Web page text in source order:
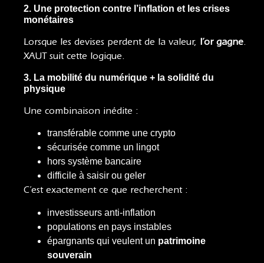
2. Une protection contre l’inflation et les crises
monétaires
Lorsque les devises perdent de la valeur, l’or gagne.
XAUT suit cette logique.
3. La mobilité du numérique + la solidité du
physique
Une combinaison inédite :
transférable comme une crypto
sécurisée comme un lingot
hors système bancaire
difficile à saisir ou geler
C’est exactement ce que recherchent :
investisseurs anti-inflation
populations en pays instables
épargnants qui veulent un patrimoine
souverain